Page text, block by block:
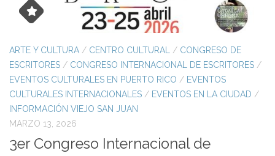
ARTE Y CULTURA / CENTRO CULTURAL / CONGRESO DE
ESCRITORES / CONGRESO INTERNACIONAL DE ESCRITORES /
EVENTOS CULTURALES EN PUERTO RICO / EVENTOS
CULTURALES INTERNACIONALES / EVENTOS EN LA CIUDAD /
INFORMACIÓN VIEJO SAN JUAN
MARZO 13, 2026
3er Congreso Internacional de